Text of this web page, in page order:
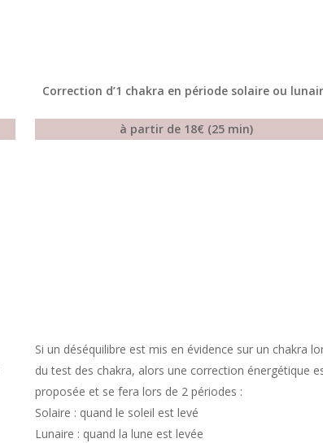
Correction d’1 chakra en période solaire ou
à partir de 18€ (25 min)
Si un déséquilibre est mis en évidence sur un chakra
du test des chakra, alors une correction énergétique
proposée et se fera lors de 2 périodes :
Solaire : quand le soleil est levé
Lunaire : quand la lune est levée